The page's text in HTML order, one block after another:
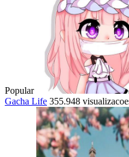
Popular
Gacha Life 355.948